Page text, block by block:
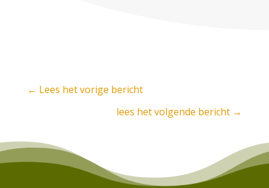
← Lees het vorige bericht
lees het volgende bericht →